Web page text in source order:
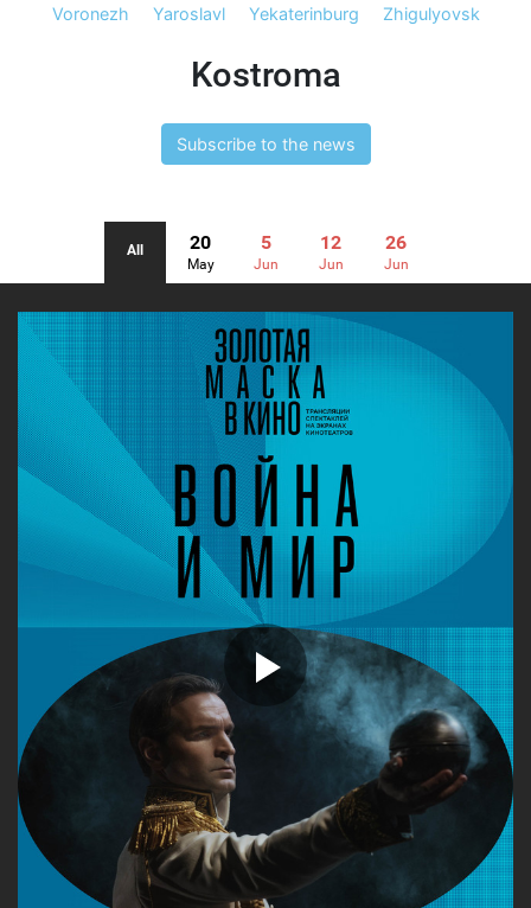
Voronezh
Yaroslavl Yekaterinburg Zhigulyovsk
Kostroma
Subscribe to the news
All 20
May
5
Jun
12
Jun
26
Jun